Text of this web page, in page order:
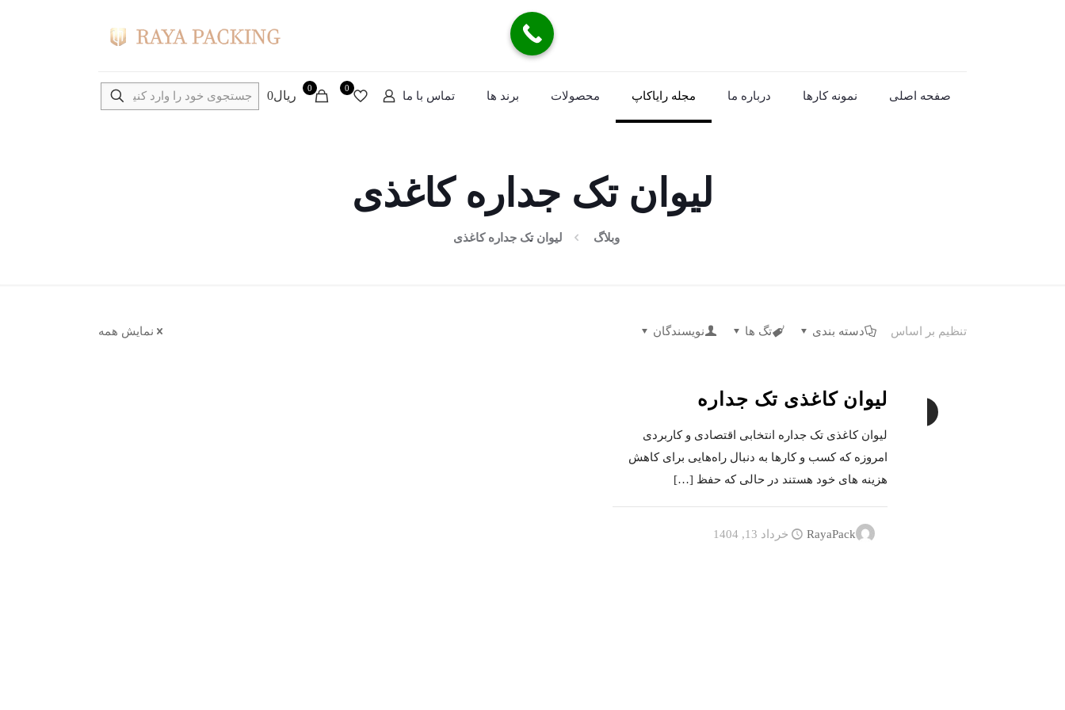
صفحه اصلی نمونه کارها درباره ما مجله رایاکاپ محصولات برند ها تماس با ما 0
0
ریال0
لیوان تک جداره کاغذی
وبلاگ لیوان تک جداره کاغذی
تنظیم بر اساس دسته بندی تگ ها نویسندگان نمایش همه
لیوان کاغذی تک جداره
لیوان کاغذی تک جداره انتخابی اقتصادی و کاربردی
امروزه که کسب و کارها به دنبال راه‌هایی برای کاهش
هزینه های خود هستند در حالی که حفظ […]
RayaPack خرداد 13, 1404